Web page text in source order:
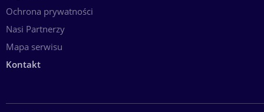
Ochrona prywatności
Nasi Partnerzy
Mapa serwisu
Kontakt